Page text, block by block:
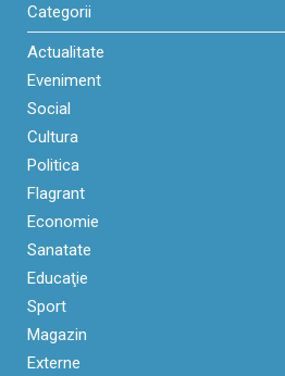
Categorii
Actualitate
Eveniment
Social
Cultura
Politica
Flagrant
Economie
Sanatate
Educaţie
Sport
Magazin
Externe